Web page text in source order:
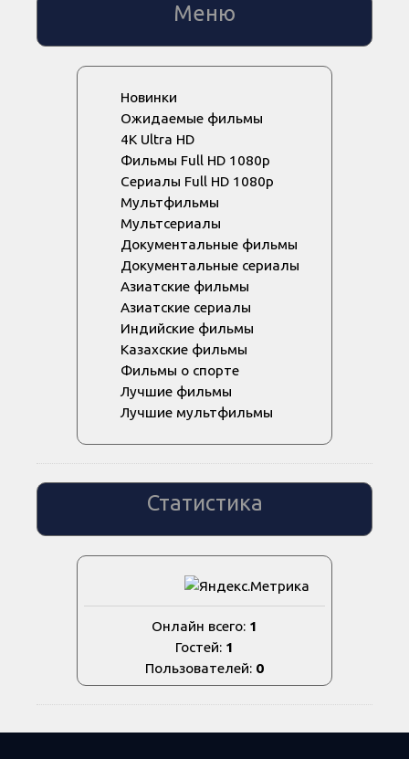
Меню
Новинки
Ожидаемые фильмы
4K Ultra HD
Фильмы Full HD 1080p
Сериалы Full HD 1080p
Мультфильмы
Мультсериалы
Документальные фильмы
Документальные сериалы
Азиатские фильмы
Азиатские сериалы
Индийские фильмы
Казахские фильмы
Фильмы о спорте
Лучшие фильмы
Лучшие мультфильмы
Статистика
Онлайн всего: 1
Гостей: 1
Пользователей: 0